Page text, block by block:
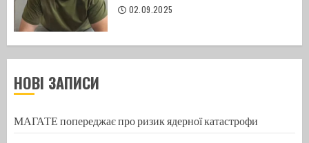
02.09.2025
НОВІ ЗАПИСИ
МАГАТЕ попереджає про ризик ядерної катастрофи